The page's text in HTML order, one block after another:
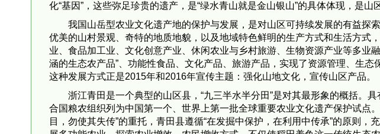
化“基因”，这些弥足珍贵的遗产，是“绿水青山就是金山银山”的具体体现，是山
我国山岳型农业文化遗产地的保护与发展，是对山区可持续发展的有益探
优美的山村景观、奇特的地质地貌，以及地域特色鲜明的生产方式和生活方式
业、食品加工业、文化创意产业、休闲农业与乡村旅游、生物资源产业等多业
涵的生态农产品”、功能性食品、文化产品、旅游产品，实现了资源管理、生态
这种发展方式正是2015年和2016年宣传主题：强化山地文化，宣传山区产品。
浙江青田是一个典型的山区县，“九三半水半分田”是对其最形象的概括。
合国粮农组织列为中国第一个、世界上第一批全球重要农业文化遗产保护试点
目，勿使其失传”的重托，青田县遵循“在发掘中保护，在利用中传承”的原则，